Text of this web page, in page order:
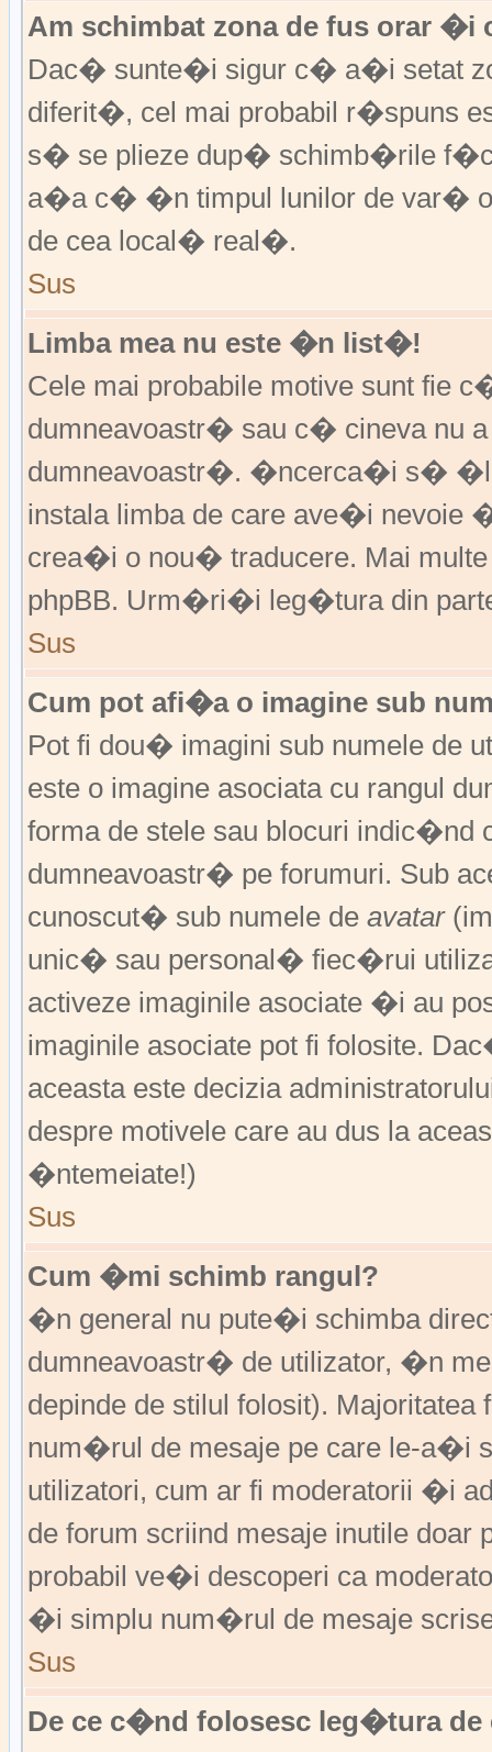
Am schimbat zona de fus orar �i
Dac� sunte�i sigur c� a�i setat
diferit�, cel mai probabil r�spuns
s� se plieze dup� schimb�rile
a�a c� �n timpul lunilor de var�
de cea local� real�.
Sus
Limba mea nu este �n list�!
Cele mai probabile motive sunt fie
dumneavoastr� sau c� cineva nu
dumneavoastr�. �ncerca�i s� �l
instala limba de care ave�i
crea�i o nou� traducere. Mai
phpBB. Urm�ri�i leg�tura din
Sus
Cum pot afi�a o imagine sub
Pot fi dou� imagini sub numele de
este o imagine asociata cu rangul
forma de stele sau blocuri
dumneavoastr� pe forumuri. Sub
cunoscut� sub numele de avatar
unic� sau personal� fiec�rui
activeze imaginile asociate �i au
imaginile asociate pot fi folosite.
aceasta este decizia
despre motivele care au dus la
�ntemeiate!)
Sus
Cum �mi schimb rangul?
�n general nu pute�i schimba
dumneavoastr� de utilizator, �n
depinde de stilul folosit).
num�rul de mesaje pe care le-a�i
utilizatori, cum ar fi moderatorii �i
de forum scriind mesaje inutile
probabil ve�i descoperi ca
�i simplu num�rul de mesaje
Sus
De ce c�nd folosesc leg�tura